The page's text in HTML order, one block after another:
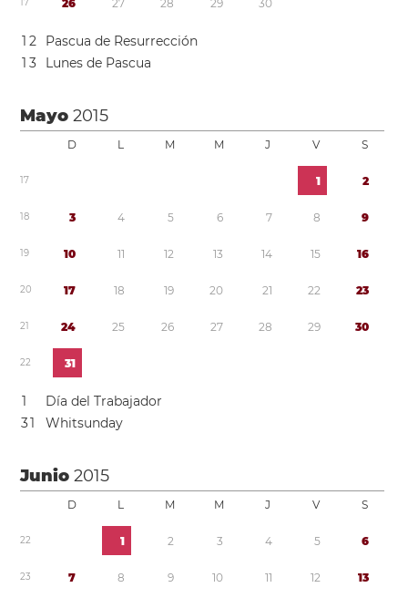
26 27 28 29 30
1 2
Pascua de Resurrección
1 3 Lunes de Pascua
Mayo2015
D L M M J V S
17 1 2
18 3 4 5 6 7 8 9
19 10 11 12 13 14 15 16
20 17 18 19 20 21 22 23
21 24 25 26 27 28 29 30
22 31
1
Día del Trabajador
31 Whitsunday
Junio2015
D L M M J V S
22 1 2 3 4 5 6
23 7 8 9 10 11 12 13